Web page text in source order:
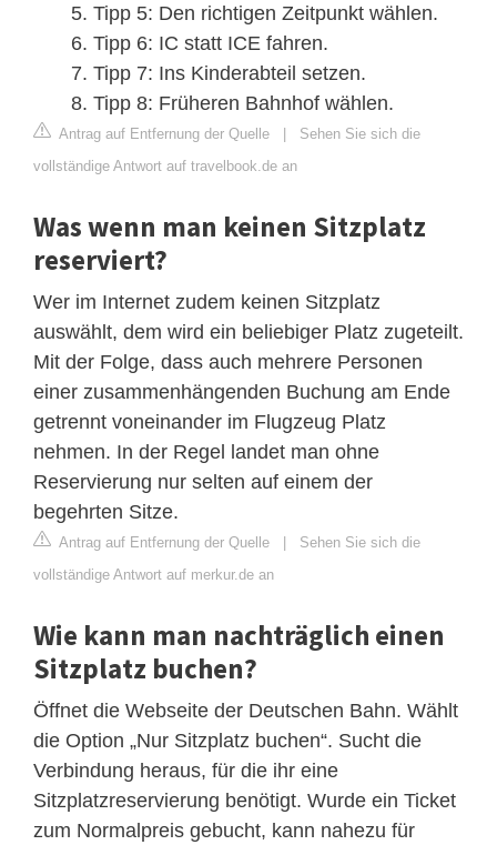
Tipp 5: Den richtigen Zeitpunkt wählen.
Tipp 6: IC statt ICE fahren.
Tipp 7: Ins Kinderabteil setzen.
Tipp 8: Früheren Bahnhof wählen.
Antrag auf Entfernung der Quelle | Sehen Sie sich die
vollständige Antwort auf travelbook.de an
Was wenn man keinen Sitzplatz
reserviert?
Wer im Internet zudem keinen Sitzplatz
auswählt, dem wird ein beliebiger Platz zugeteilt.
Mit der Folge, dass auch mehrere Personen
einer zusammenhängenden Buchung am Ende
getrennt voneinander im Flugzeug Platz
nehmen. In der Regel landet man ohne
Reservierung nur selten auf einem der
begehrten Sitze.
Antrag auf Entfernung der Quelle | Sehen Sie sich die
vollständige Antwort auf merkur.de an
Wie kann man nachträglich einen
Sitzplatz buchen?
Öffnet die Webseite der Deutschen Bahn. Wählt
die Option „Nur Sitzplatz buchen“. Sucht die
Verbindung heraus, für die ihr eine
Sitzplatzreservierung benötigt. Wurde ein Ticket
zum Normalpreis gebucht, kann nahezu für